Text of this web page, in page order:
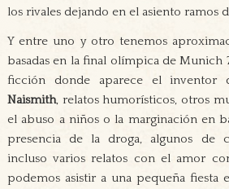
los rivales dejando en el asiento ramos
Y entre uno y otro tenemos
basadas en la final olímpica de Munich
ficción donde aparece el inventor
Naismith, relatos humorísticos, otros
el abuso a niños o la marginación en
presencia de la droga, algunos de
incluso varios relatos con el amor
podemos asistir a una pequeña fiesta